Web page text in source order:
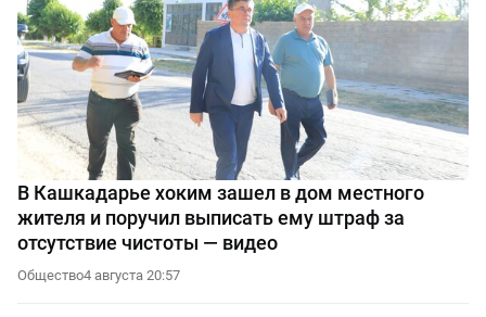
В Кашкадарье хоким зашел в дом местного
жителя и поручил выписать ему штраф за
отсутствие чистоты — видео
Общество4 августа 20:57